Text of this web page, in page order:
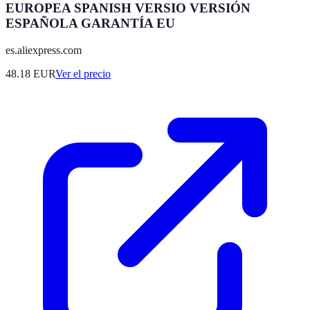
EUROPEA SPANISH VERSIO VERSIÓN
ESPAÑOLA GARANTÍA EU
es.aliexpress.com
48.18 EURVer el precio